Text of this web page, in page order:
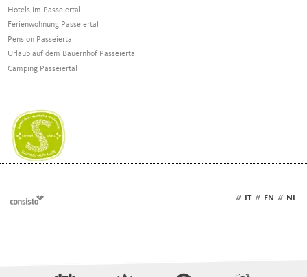
Hotels im Passeiertal
Ferienwohnung Passeiertal
Pension Passeiertal
Urlaub auf dem Bauernhof Passeiertal
Camping Passeiertal
// IT // EN // NL